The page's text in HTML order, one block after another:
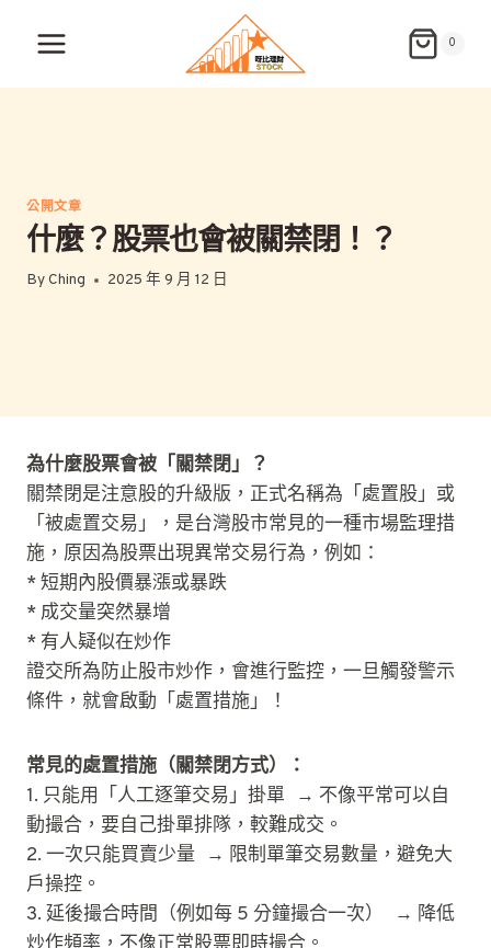
0
公開文章
什麼？股票也會被關禁閉！？
ByChing 2025 年 9 月 12 日
為什麼股票會被「關禁閉」？
關禁閉是注意股的升級版，正式名稱為「處置股」或
「被處置交易」，是台灣股市常見的一種市場監理措
施，原因為股票出現異常交易行為，例如：
* 短期內股價暴漲或暴跌
* 成交量突然暴增
* 有人疑似在炒作
證交所為防止股市炒作，會進行監控，一旦觸發警示
條件，就會啟動「處置措施」！
常見的處置措施（關禁閉方式）：
1. 只能用「人工逐筆交易」掛單 → 不像平常可以自
動撮合，要自己掛單排隊，較難成交。
2. 一次只能買賣少量 → 限制單筆交易數量，避免大
戶操控。
3. 延後撮合時間（例如每 5 分鐘撮合一次） → 降低